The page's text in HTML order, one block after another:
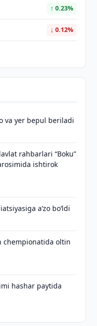
↑ 0.23%
↓ 0.12%
va yer bepul beriladi
rahbarlari “Boku”
ishtirok
aʼzo bo‘ldi
chempionatida oltin
hashar paytida